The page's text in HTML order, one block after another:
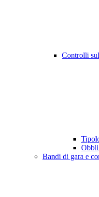
Controlli
Bandi di gara e